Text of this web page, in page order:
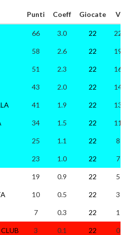
Punti Coeff Giocate V
66 3.0 22 22
58 2.6 22 19
51 2.3 22 16
43 2.0 22 14
41 1.9 22 13
34 1.5 22 11
25 1.1 22 8
23 1.0 22 7
19 0.9 22 5
10 0.5 22 3
7 0.3 22 1
3 0.1 22 0